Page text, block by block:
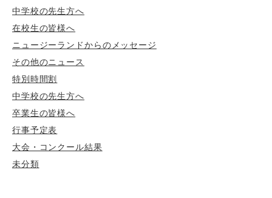
中学校の先生方へ
在校生の皆様へ
ニュージーランドからのメッセージ
その他のニュース
特別時間割
中学校の先生方へ
卒業生の皆様へ
行事予定表
大会・コンクール結果
未分類